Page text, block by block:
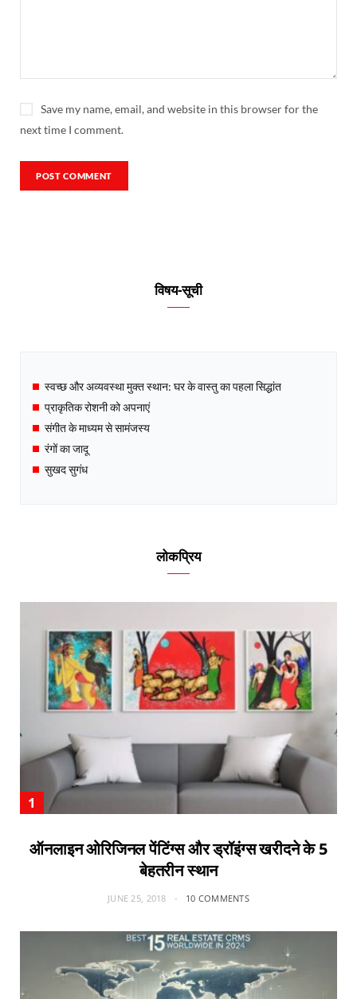
Save my name, email, and website in this browser for the
next time I comment.
विषय-सूची
स्वच्छ और अव्यवस्था मुक्त स्थान: घर के वास्तु का पहला सिद्धांत
प्राकृतिक रोशनी को अपनाएं
संगीत के माध्यम से सामंजस्य
रंगों का जादू
सुखद सुगंध
लोकप्रिय
ऑनलाइन ओरिजिनल पेंटिंग्स और ड्रॉइंग्स खरीदने के 5
बेहतरीन स्थान
JUNE 25, 2018 10 COMMENTS